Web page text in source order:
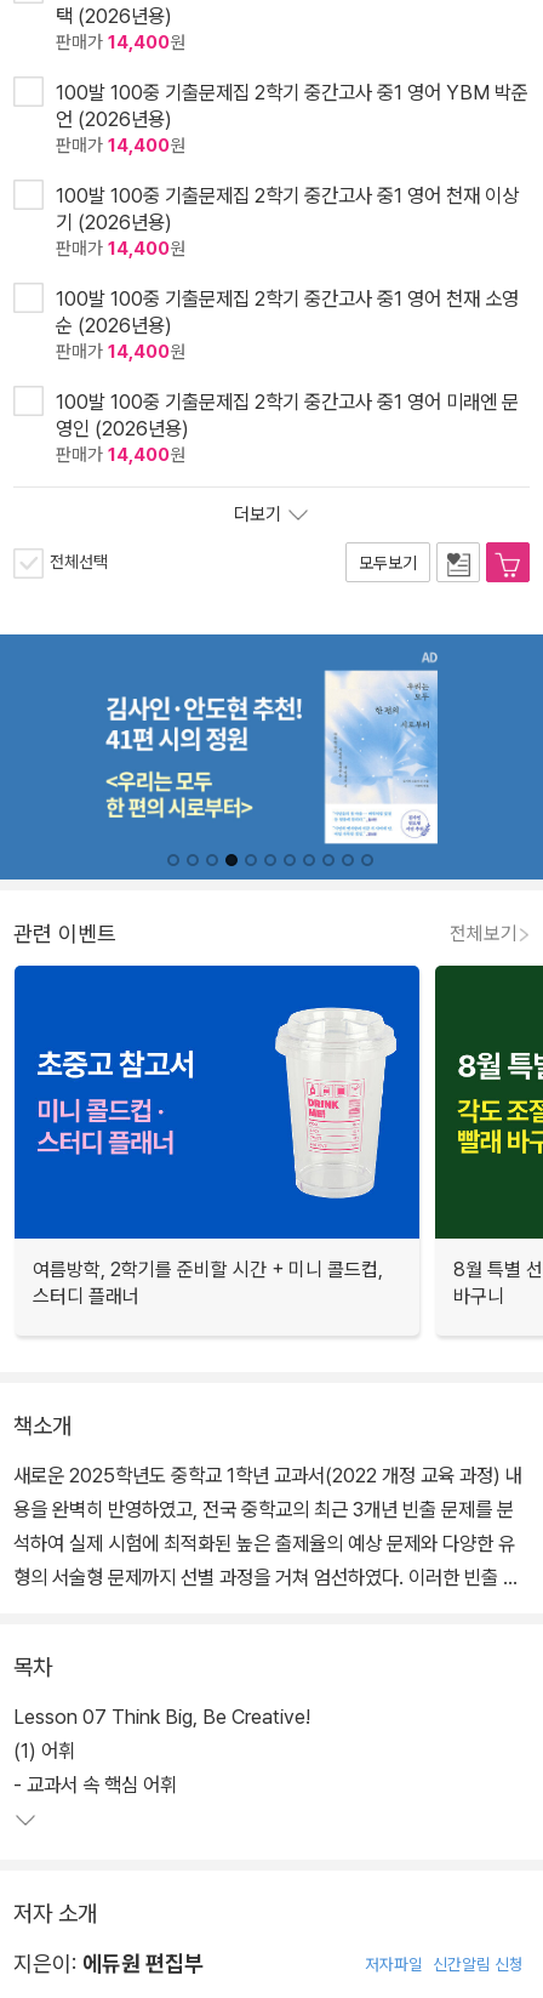
택 (2026년용)
판매가 14,400원
100발 100중 기출문제집 2학기 중간고사 중1 영어 YBM 박준
언 (2026년용)
판매가 14,400원
100발 100중 기출문제집 2학기 중간고사 중1 영어 천재 이상
기 (2026년용)
판매가 14,400원
100발 100중 기출문제집 2학기 중간고사 중1 영어 천재 소영
순 (2026년용)
판매가 14,400원
100발 100중 기출문제집 2학기 중간고사 중1 영어 미래엔 문
영인 (2026년용)
판매가 14,400원
더보기
전체선택 모두보기
관련 이벤트 전체보기
여름방학, 2학기를 준비할 시간 + 미니 콜드컵,
스터디 플래너
8월 특별
바구니
책소개
새로운 2025학년도 중학교 1학년 교과서(2022 개정 교육 과정) 내
용을 완벽히 반영하였고, 전국 중학교의 최근 3개년 빈출 문제를 분
석하여 실제 시험에 최적화된 높은 출제율의 예상 문제와 다양한 유
형의 서술형 문제까지 선별 과정을 거쳐 엄선하였다. 이러한 빈출 문
통해 내용을 완벽하게 습득할 수 있도록 설계하였다. 또한 중학교 1학
년 10종 영어 교과서별 특성과 내용을 심층 분석한 맞춤형 교재를 제
공하며 풍부한 예문과 자세한 설명을 통해 부족한 부분의 보충 학습
이 가능하다.
목차
Lesson 07 Think Big, Be Creative!
(1) 어휘
- 교과서 속 핵심 어휘
저자 소개
지은이: 에듀원 편집부 저자파일 신간알림 신청